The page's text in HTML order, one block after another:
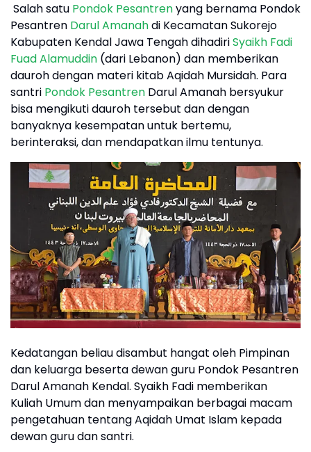
Salah satu Pondok Pesantrenyang bernama Pondok
Pesantren Darul Amanahdi Kecamatan Sukorejo
Kabupaten Kendal Jawa Tengah dihadiriSyaikh Fadi
Fuad Alamuddin (dari Lebanon) dan memberikan
dauroh dengan materi kitab Aqidah Mursidah. Para
santri Pondok Pesantren Darul Amanah bersyukur
bisa mengikuti dauroh tersebut dan dengan
banyaknya kesempatan untuk bertemu,
berinteraksi, dan mendapatkan ilmu tentunya.
Kedatangan beliau disambut hangat oleh Pimpinan
dan keluarga beserta dewan guru Pondok Pesantren
Darul Amanah Kendal. Syaikh Fadi memberikan
Kuliah Umum dan menyampaikan berbagai macam
pengetahuan tentang Aqidah Umat Islam kepada
dewan guru dan santri.